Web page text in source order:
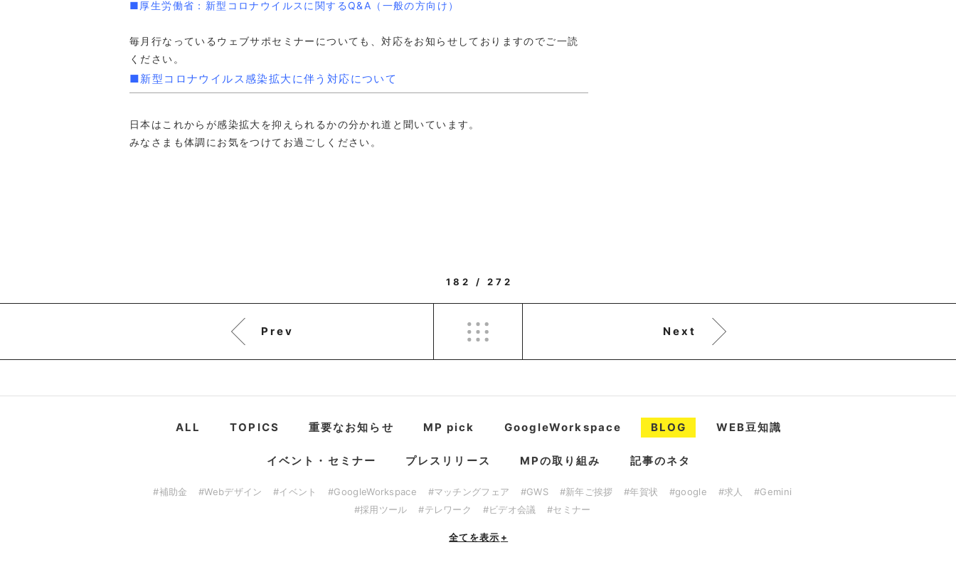
■厚生労働省：新型コロナウイルスに関するQ&A（一般の方向け）
毎月行なっているウェブサポセミナーについても、対応をお知らせしておりますのでご一読
ください。
■新型コロナウイルス感染拡大に伴う対応について
日本はこれからが感染拡大を抑えられるかの分かれ道と聞いています。
みなさまも体調にお気をつけてお過ごしください。
182 / 272
Prev Next
ALL TOPICS 重要なお知らせ MP pick GoogleWorkspace BLOG WEB豆知識
イベント・セミナー プレスリリース MPの取り組み 記事のネタ
#補助金 #Webデザイン #イベント #GoogleWorkspace #マッチングフェア #GWS #新年ご挨拶 #年賀状 #google #求人
#Gemini
#採用ツール
#テレワーク #ビデオ会議 #セミナー
全てを表示 +